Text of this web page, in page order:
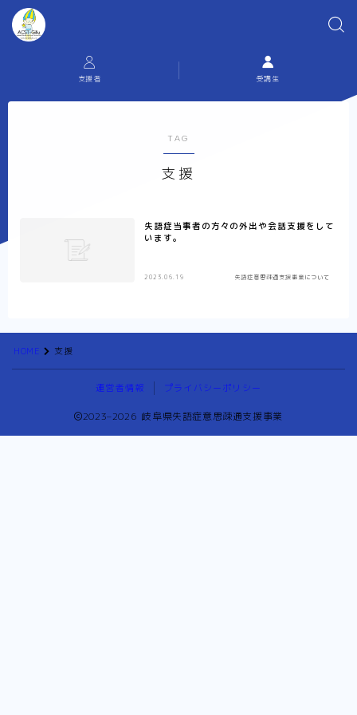
支援者 受講生
TAG
支援
失語症当事者の方々の外出や会話支援をして
います。
2023.06.19 失語症意思疎通支援事業について
HOME 支援
運営者情報 プライバシーポリシー
2023–2026 岐阜県失語症意思疎通支援事業